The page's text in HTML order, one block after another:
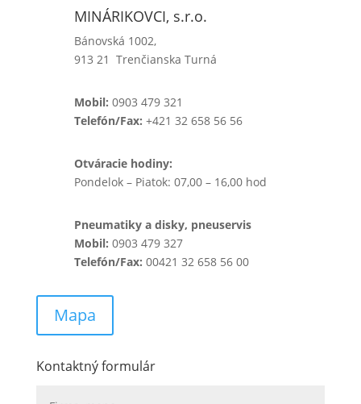
MINÁRIKOVCI, s.r.o.
Bánovská 1002,
913 21 Trenčianska Turná
Mobil: 0903 479 321
Telefón/Fax: +421 32 658 56 56
Otváracie hodiny:
Pondelok – Piatok: 07,00 – 16,00 hod
Pneumatiky a disky, pneuservis
Mobil: 0903 479 327
Telefón/Fax: 00421 32 658 56 00
Mapa
Kontaktný formulár